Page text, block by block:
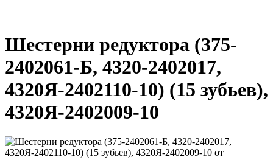
Шестерни редуктора (375-
2402061-Б, 4320-2402017,
4320Я-2402110-10) (15 зубьев),
4320Я-2402009-10